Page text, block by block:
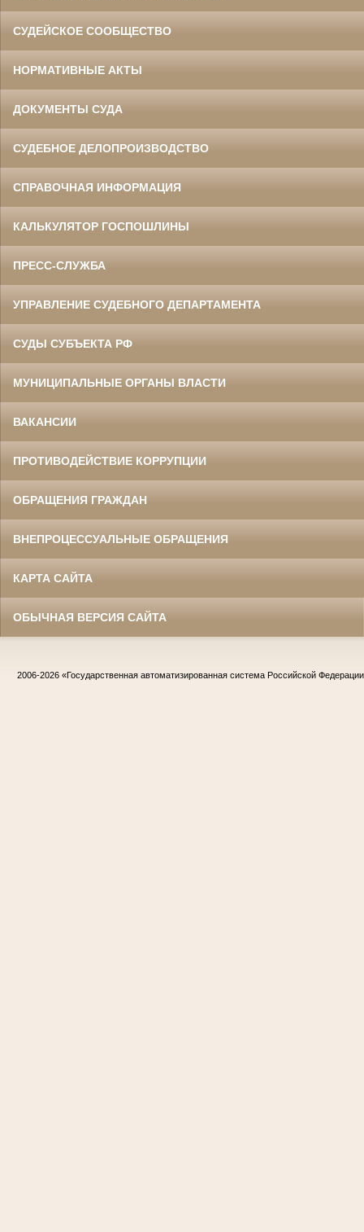
СУДЕЙСКОЕ СООБЩЕСТВО
НОРМАТИВНЫЕ АКТЫ
ДОКУМЕНТЫ СУДА
СУДЕБНОЕ ДЕЛОПРОИЗВОДСТВО
СПРАВОЧНАЯ ИНФОРМАЦИЯ
КАЛЬКУЛЯТОР ГОСПОШЛИНЫ
ПРЕСС-СЛУЖБА
УПРАВЛЕНИЕ СУДЕБНОГО ДЕПАРТАМЕНТА
СУДЫ СУБЪЕКТА РФ
МУНИЦИПАЛЬНЫЕ ОРГАНЫ ВЛАСТИ
ВАКАНСИИ
ПРОТИВОДЕЙСТВИЕ КОРРУПЦИИ
ОБРАЩЕНИЯ ГРАЖДАН
ВНЕПРОЦЕССУАЛЬНЫЕ ОБРАЩЕНИЯ
КАРТА САЙТА
ОБЫЧНАЯ ВЕРСИЯ САЙТА
2006-2026 «Государственная автоматизированная система Российской